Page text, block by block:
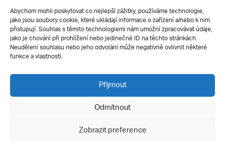
Abychom mohli poskytovat co nejlepší zážitky, používáme technologie,
jako jsou soubory cookie, které ukládají informace o zařízení a/nebo k nim
přistupují. Souhlas s těmito technologiemi nám umožní zpracovávat údaje,
jako je chování při prohlížení nebo jedinečné ID na těchto stránkách.
Neudělení souhlasu nebo jeho odvolání může negativně ovlivnit některé
funkce a vlastnosti.
Přijmout
Odmítnout
Zobrazit preference
Silverius
Pro uchazeče
Přijímací řízení
E-prihlaska
Přípravné kurzy
Ochrana soukromí
Všechna práva vyhrazena